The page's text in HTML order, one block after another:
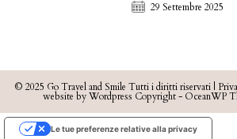
29 Settembre 2025
© 2025 Go Travel and Smile Tutti i diritti riservati |
website by Wordpress Copyright - OceanWP
Le tue preferenze relative alla privacy